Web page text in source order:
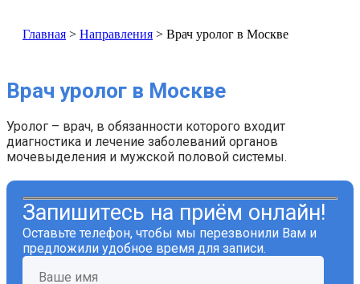
Главная > Направления > Врач уролог в Москве
Врач уролог в Москве
Уролог – врач, в обязанности которого входит
диагностика и лечение заболеваний органов
мочевыделения и мужской половой системы.
Запишитесь на приём онлайн!
Оставьте телефон, чтобы мы перезвонили Вам и
предложили удобное время для записи.